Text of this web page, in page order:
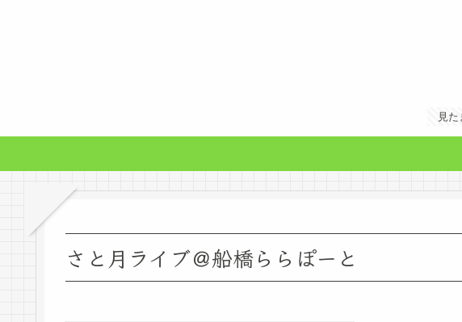
見た
さと月ライブ＠船橋ららぽーと